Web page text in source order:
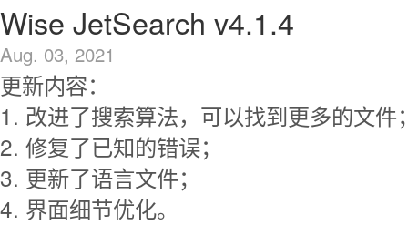
Wise JetSearch v4.1.4
Aug. 03, 2021
更新内容：
1. 改进了搜索算法，可以找到更多的文件
2. 修复了已知的错误；
3. 更新了语言文件；
4. 界面细节优化。